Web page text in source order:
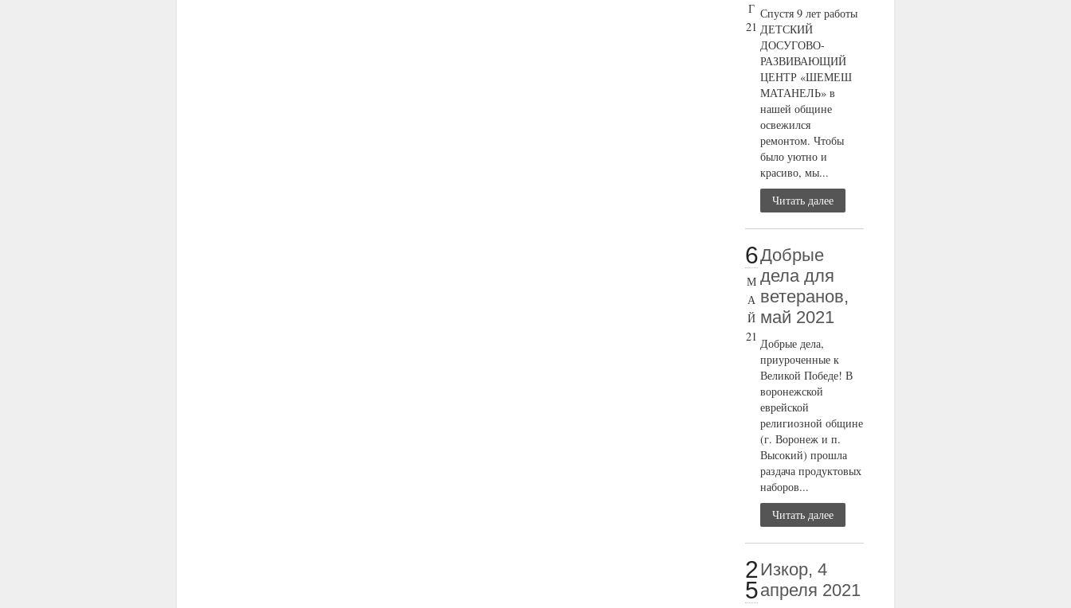
Г
21
Спустя 9 лет работы
ДЕТСКИЙ
ДОСУГОВО-
РАЗВИВАЮЩИЙ
ЦЕНТР «ШЕМЕШ
МАТАНЕЛЬ» в
нашей общине
освежился
ремонтом. Чтобы
было уютно и
красиво, мы...
Читать далее
6
М
А
Й
21
Добрые
дела для
ветеранов,
май 2021
Добрые дела,
приуроченные к
Великой Победе! В
воронежской
еврейской
религиозной общине
(г. Воронеж и п.
Высокий) прошла
раздача продуктовых
наборов...
Читать далее
2
5
Изкор, 4
апреля 2021